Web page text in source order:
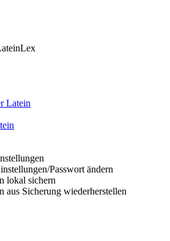
Latein
Passwort ändern
lokal sichern
aus Sicherung wiederherstellen